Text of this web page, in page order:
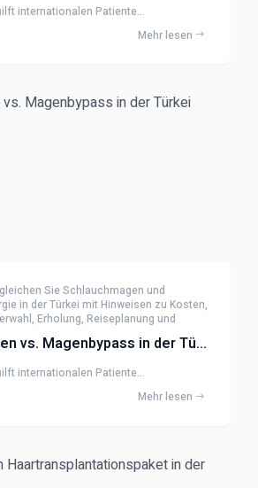
internationalen Patiente...
Mehr lesen
Sie Schlauchmagen und
in der Türkei mit Hinweisen zu Kosten,
Erholung, Reiseplanung und
Schlauchmagen vs. Magenbypass in der Türkei
internationalen Patiente...
Mehr lesen